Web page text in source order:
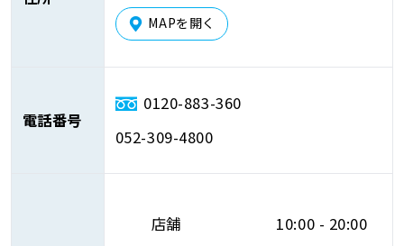
MAPを開く
電話番号
0120-883-360
052-309-4800
店舗 10:00 - 20:00